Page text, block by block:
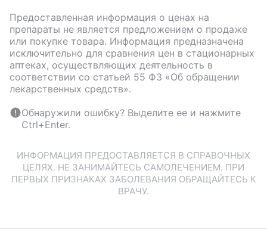
Предоставленная информация о ценах на
препараты не является предложением о продаже
или покупке товара. Информация предназначена
исключительно для сравнения цен в стационарных
аптеках, осуществляющих деятельность в
соответствии со статьей 55 ФЗ «Об обращении
лекарственных средств».
Обнаружили ошибку? Выделите ее и нажмите
Ctrl+Enter.
ИНФОРМАЦИЯ ПРЕДОСТАВЛЯЕТСЯ В СПРАВОЧНЫХ
ЦЕЛЯХ. НЕ ЗАНИМАЙТЕСЬ САМОЛЕЧЕНИЕМ. ПРИ
ПЕРВЫХ ПРИЗНАКАХ ЗАБОЛЕВАНИЯ ОБРАЩАЙТЕСЬ К
ВРАЧУ.